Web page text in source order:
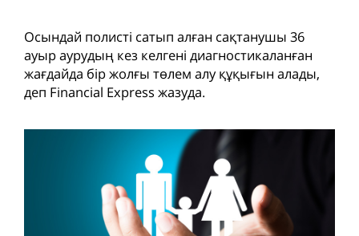
Осындай полисті сатып алған сақтанушы 36
ауыр аурудың кез келгені диагностикаланған
жағдайда бір жолғы төлем алу құқығын алады,
деп Financial Express жазуда.